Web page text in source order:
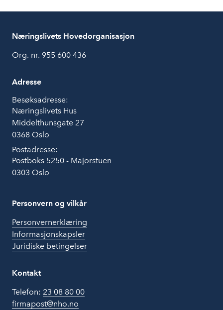
Næringslivets Hovedorganisasjon
Org. nr. 955 600 436
Adresse
Besøksadresse:
Næringslivets Hus
Middelthunsgate 27
0368 Oslo
Postadresse:
Postboks 5250 - Majorstuen
0303 Oslo
Personvern og vilkår
Personvernerklæring
Informasjonskapsler
Juridiske betingelser
Kontakt
Telefon: 23 08 80 00
firmapost@nho.no